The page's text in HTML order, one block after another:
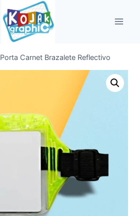
Porta Carnet Brazalete Reflectivo